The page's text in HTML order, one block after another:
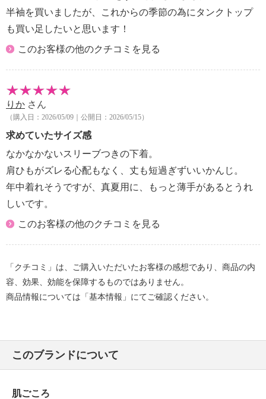
半袖を買いましたが、これからの季節の為にタンクトップ
も買い足したいと思います！
このお客様の他のクチコミを見る
りか さん
（購入日：2026/05/09｜公開日：2026/05/15）
求めていたサイズ感
なかなかないスリーブつきの下着。
肩ひもがズレる心配もなく、丈も短過ぎずいいかんじ。
年中着れそうですが、真夏用に、もっと薄手があるとうれ
しいです。
このお客様の他のクチコミを見る
「クチコミ」は、ご購入いただいたお客様の感想であり、商品の内
容、効果、効能を保障するものではありません。
商品情報については「基本情報」にてご確認ください。
このブランドについて
肌ごころ